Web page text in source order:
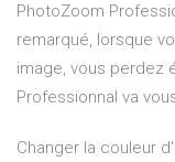
PhotoZoom
remarqué, lorsque
image, vous perdez
Professionnal va
Changer la couleur